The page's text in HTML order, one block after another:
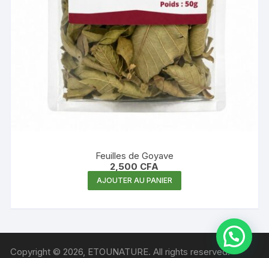
Feuilles de Goyave
2,500 CFA
AJOUTER AU PANIER
Copyright © 2026, ETOUNATURE. All rights reserved.